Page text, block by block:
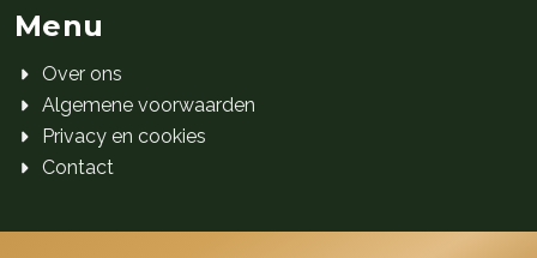
Menu
Over ons
Algemene voorwaarden
Privacy en cookies
Contact